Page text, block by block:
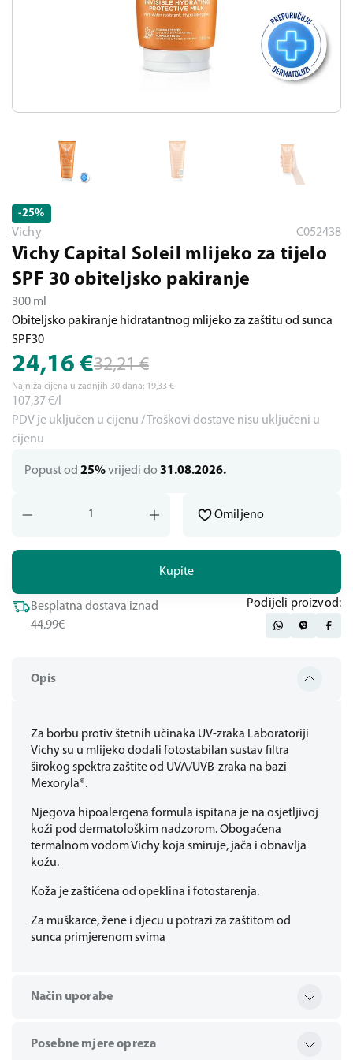
Opis
Za borbu protiv štetnih učinaka UV-zraka Laboratoriji
Vichy su u mlijeko dodali fotostabilan sustav filtra
širokog spektra zaštite od UVA/UVB-zraka na bazi
Mexoryla®.
Njegova hipoalergena formula ispitana je na osjetljivoj
koži pod dermatološkim nadzorom. Obogaćena
termalnom vodom Vichy koja smiruje, jača i obnavlja
kožu.
Koža je zaštićena od opeklina i fotostarenja.
Za muškarce, žene i djecu u potrazi za zaštitom od
sunca primjerenom svima
Način uporabe
Posebne mjere opreza
-25%
Vichy C052438
Vichy Capital Soleil mlijeko za tijelo
SPF 30 obiteljsko pakiranje
300 ml
Obiteljsko pakiranje hidratantnog mlijeko za zaštitu od sunca
SPF30
24,16 €32,21 €
Najniža cijena u zadnjih 30 dana: 19,33 €
107,37 €/l
PDV je uključen u cijenu / Troškovi dostave nisu uključeni u
cijenu
Popust od 25%vrijedi do 31.08.2026.
Kupite
Omiljeno
Besplatna dostava iznad
44.99€
Podijeli proizvod: